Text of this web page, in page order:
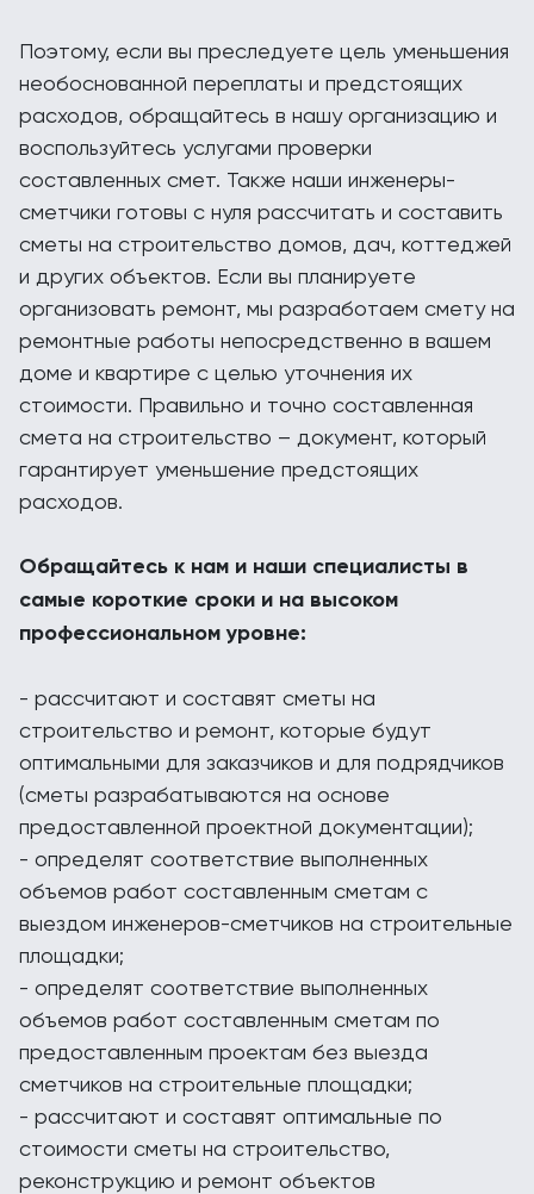
Поэтому, если вы преследуете цель уменьшения
необоснованной переплаты и предстоящих
расходов, обращайтесь в нашу организацию и
воспользуйтесь услугами проверки
составленных смет. Также наши инженеры-
сметчики готовы с нуля рассчитать и составить
сметы на строительство домов, дач, коттеджей
и других объектов. Если вы планируете
организовать ремонт, мы разработаем смету на
ремонтные работы непосредственно в вашем
доме и квартире с целью уточнения их
стоимости. Правильно и точно составленная
смета на строительство – документ, который
гарантирует уменьшение предстоящих
расходов.
Обращайтесь к нам и наши специалисты в
самые короткие сроки и на высоком
профессиональном уровне:
- рассчитают и составят сметы на
строительство и ремонт, которые будут
оптимальными для заказчиков и для подрядчиков
(сметы разрабатываются на основе
предоставленной проектной документации);
- определят соответствие выполненных
объемов работ составленным сметам с
выездом инженеров-сметчиков на строительные
площадки;
- определят соответствие выполненных
объемов работ составленным сметам по
предоставленным проектам без выезда
сметчиков на строительные площадки;
- рассчитают и составят оптимальные по
стоимости сметы на строительство,
реконструкцию и ремонт объектов